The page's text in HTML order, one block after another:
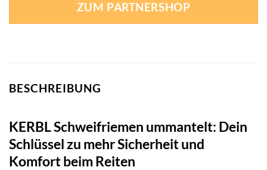
ZUM PARTNERSHOP
BESCHREIBUNG
KERBL Schweifriemen ummantelt: Dein
Schlüssel zu mehr Sicherheit und
Komfort beim Reiten